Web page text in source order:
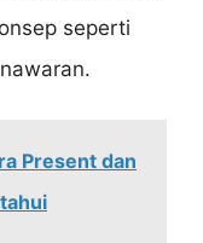
seperti
Present dan